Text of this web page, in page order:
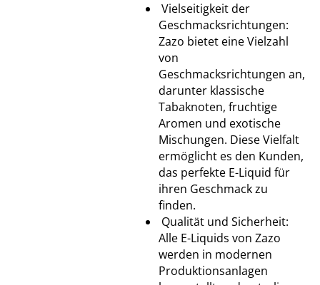
Vielseitigkeit der
Geschmacksrichtungen:
Zazo bietet eine Vielzahl
von
Geschmacksrichtungen an,
darunter klassische
Tabaknoten, fruchtige
Aromen und exotische
Mischungen. Diese Vielfalt
ermöglicht es den Kunden,
das perfekte E-Liquid für
ihren Geschmack zu
finden.
Qualität und Sicherheit:
Alle E-Liquids von Zazo
werden in modernen
Produktionsanlagen